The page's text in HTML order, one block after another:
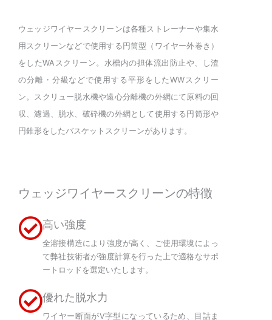
ウェッジワイヤースクリーンは各種ストレーナーや集水
用スクリーンなどで使用する円筒型（ワイヤー外巻き）
をしたWAスクリーン。水槽内の担体流出防止や、し渣
の分離・分級などで使用する平形をしたWWスクリー
ン。スクリュー脱水機や遠心分離機の外網にて原料の回
収、濾過、脱水、破砕機の外網として使用する円筒形や
円錐形をしたバスケットスクリーンがあります。
ウェッジワイヤースクリーンの特徴
高い強度
全溶接構造により強度が高く、ご使用環境によっ
て弊社技術者が強度計算を行った上で適格なサポ
ートロッドを選定いたします。
優れた脱水力
ワイヤー断面がV字型になっているため、目詰ま